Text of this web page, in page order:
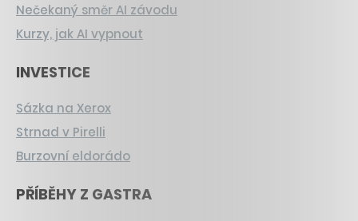
Nečekaný směr AI závodu
Kurzy, jak AI vypnout
INVESTICE
Sázka na Xerox
Strnad v Pirelli
Burzovní eldorádo
PŘÍBĚHY Z GASTRA